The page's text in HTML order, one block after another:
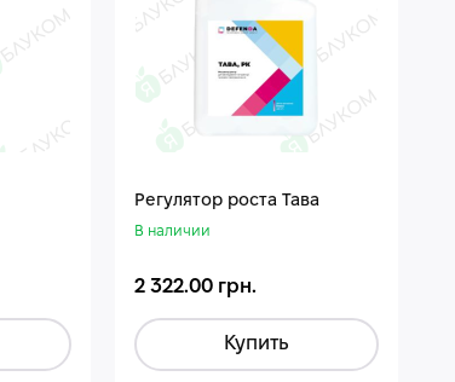
Регулятор роста Тава
В наличии
2 322.00 грн.
Купить